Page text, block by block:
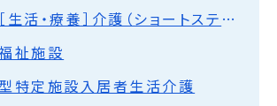
短期入所［生活・療養］介護（ショートステイ）
祉施設
特定施設入居者生活介護